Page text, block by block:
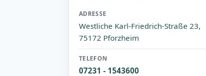
ADRESSE
Westliche Karl-Friedrich-Straße 23,
75172 Pforzheim
TELEFON
07231 - 1543600